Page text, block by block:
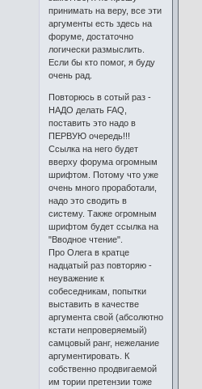
принимать на веру, все эти
аргументы есть здесь на
форуме, достаточно
логически размыслить.
Если бы кто помог, я буду
очень рад.
Повторюсь в сотый раз -
НАДО делать FAQ,
поставить это надо в
ПЕРВУЮ очередь!!!
Ссылка на него будет
вверху форума огромным
шрифтом. Потому что уже
очень много проработали,
надо это сводить в
систему. Также огромным
шрифтом будет ссылка на
"Вводное чтение".
Про Олега в кратце
надцатый раз повторяю -
неуважение к
собеседникам, попытки
выставить в качестве
аргумента свой (абсолютно
кстати непроверяемый)
самцовый ранг, нежелание
аргументировать. К
собственно продвигаемой
им тории претензии тоже